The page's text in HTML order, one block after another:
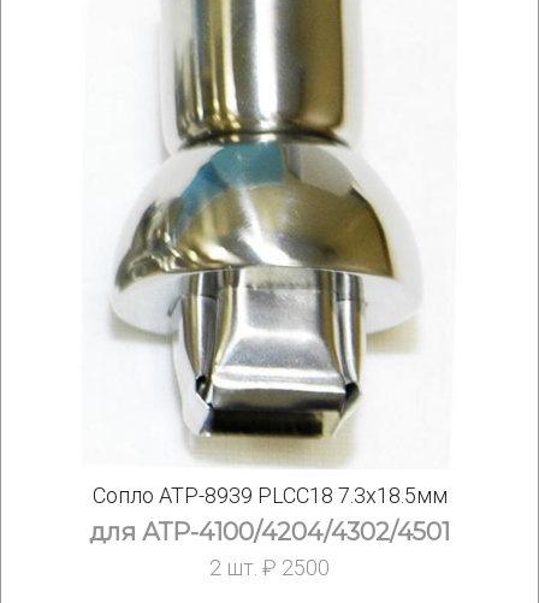
Сопло АТР-8939 PLCC18 7.3x18.5мм
для АТР-4100/4204/4302/4501
2 шт. ₽ 2500